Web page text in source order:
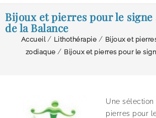
Bijoux et pierres pour le
de la Balance
Accueil Lithothérapie
Bijoux et
zodiaque
Bijoux et pierres pour le
Une
pierres pour